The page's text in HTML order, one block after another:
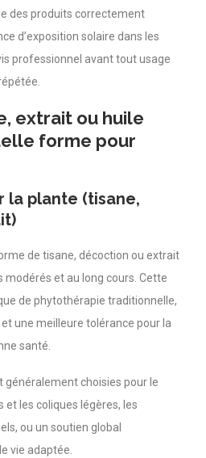
des produits correctement
d’exposition solaire dans les
professionnel avant tout usage
extrait ou huile
forme pour
la plante (tisane,
de tisane, décoction ou extrait
modérés et au long cours. Cette
de phytothérapie traditionnelle,
une meilleure tolérance pour la
santé.
généralement choisies pour le
les coliques légères, les
ou un soutien global
vie adaptée.